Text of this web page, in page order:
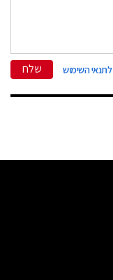
לתנאי השימוש שלח